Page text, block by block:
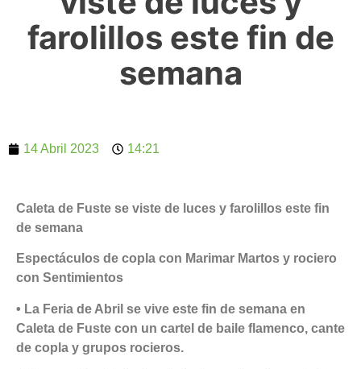
farolillos este fin de
semana
14 Abril 2023 14:21
Caleta de Fuste se viste de luces y farolillos este fin
de semana
Espectáculos de copla con Marimar Martos y rociero
con Sentimientos
• La Feria de Abril se vive este fin de semana en
Caleta de Fuste con un cartel de baile flamenco, cante
de copla y grupos rocieros.